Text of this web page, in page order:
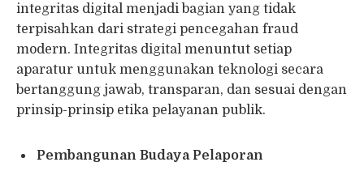
integritas digital menjadi bagian yang tidak
terpisahkan dari strategi pencegahan fraud
modern. Integritas digital menuntut setiap
aparatur untuk menggunakan teknologi secara
bertanggung jawab, transparan, dan sesuai dengan
prinsip-prinsip etika pelayanan publik.
Pembangunan Budaya Pelaporan